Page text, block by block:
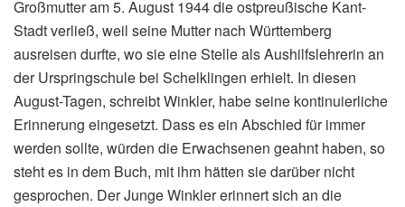
Großmutter am 5. August 1944 die ostpreußische Kant-
Stadt verließ, weil seine Mutter nach Württemberg
ausreisen durfte, wo sie eine Stelle als Aushilfslehrerin an
der Urspringschule bei Schelklingen erhielt. In diesen
August-Tagen, schreibt Winkler, habe seine kontinuierliche
Erinnerung eingesetzt. Dass es ein Abschied für immer
werden sollte, würden die Erwachsenen geahnt haben, so
steht es in dem Buch, mit ihm hätten sie darüber nicht
gesprochen. Der Junge Winkler erinnert sich an die